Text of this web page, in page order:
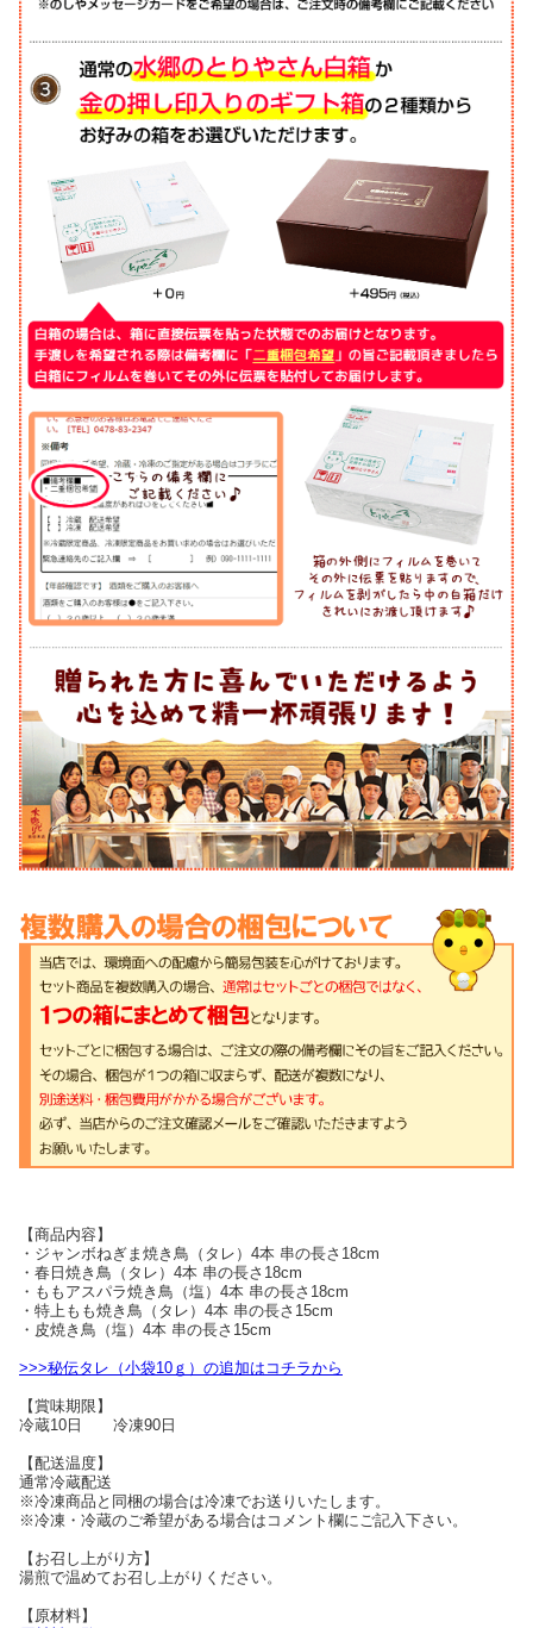
【商品内容】
・ジャンボねぎま焼き鳥（タレ）4本 串の長さ18cm
・春日焼き鳥（タレ）4本 串の長さ18cm
・ももアスパラ焼き鳥（塩）4本 串の長さ18cm
・特上もも焼き鳥（タレ）4本 串の長さ15cm
・皮焼き鳥（塩）4本 串の長さ15cm
>>>秘伝タレ（小袋10ｇ）の追加はコチラから
【賞味期限】
冷蔵10日 冷凍90日
【配送温度】
通常冷蔵配送
※冷凍商品と同梱の場合は冷凍でお送りいたします。
※冷凍・冷蔵のご希望がある場合はコメント欄にご記入下さい。
【お召し上がり方】
湯煎で温めてお召し上がりください。
【原材料】